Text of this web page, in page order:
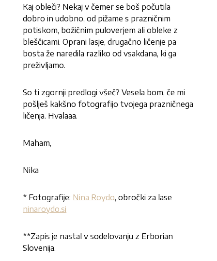
Kaj obleči? Nekaj v čemer se boš počutila
dobro in udobno, od pižame s prazničnim
potiskom, božičnim puloverjem ali obleke z
bleščicami. Oprani lasje, drugačno ličenje pa
bosta že naredila razliko od vsakdana, ki ga
preživljamo.
So ti zgornji predlogi všeč? Vesela bom, če mi
pošlješ kakšno fotografijo tvojega prazničnega
ličenja. Hvalaaa.
Maham,
Nika
* Fotografije: Nina Roydo, obročki za lase
ninaroydo.si
**Zapis je nastal v sodelovanju z Erborian
Slovenija.